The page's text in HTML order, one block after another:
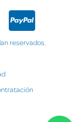
reservados.